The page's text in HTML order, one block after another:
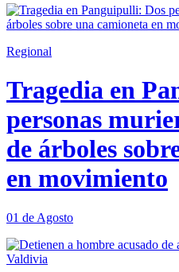
Regional
Tragedia en
personas
de árboles
en movimiento
01 de Agosto